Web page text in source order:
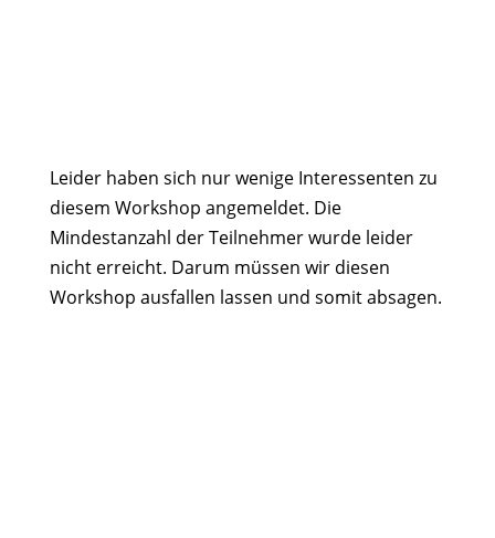
Leider haben sich nur wenige Interessenten zu
diesem Workshop angemeldet. Die
Mindestanzahl der Teilnehmer wurde leider
nicht erreicht. Darum müssen wir diesen
Workshop ausfallen lassen und somit absagen.